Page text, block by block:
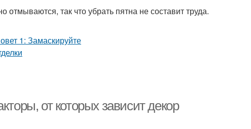
так что убрать пятна не составит труда.
от которых зависит декор